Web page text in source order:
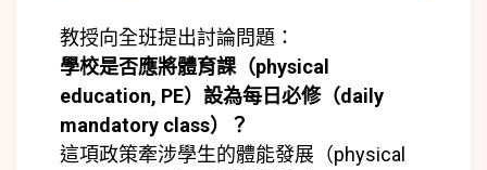
教授向全班提出討論問題：
學校是否應將體育課（physical
education, PE）設為每日必修（daily
mandatory class）？
這項政策牽涉學生的體能發展（physical